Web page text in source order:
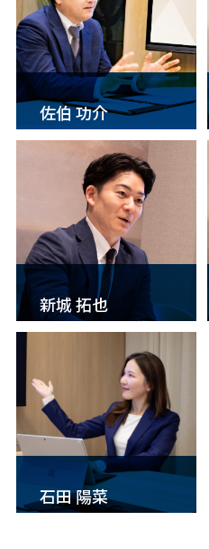
佐伯 功介
新城 拓也
石田 陽菜